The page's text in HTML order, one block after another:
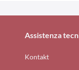
Assistenza
Kontakt